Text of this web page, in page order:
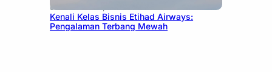
December 27, 2024
Kenali Kelas Bisnis Etihad Airways:
Pengalaman Terbang Mewah